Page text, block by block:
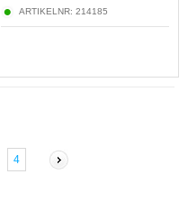
ARTIKELNR: 214185
4